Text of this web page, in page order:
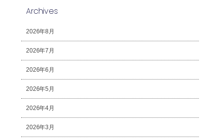
Archives
2026年8月
2026年7月
2026年6月
2026年5月
2026年4月
2026年3月